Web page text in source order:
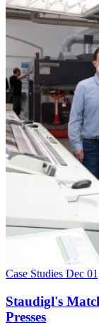
Case Studies Dec
Staudigl's
Presses